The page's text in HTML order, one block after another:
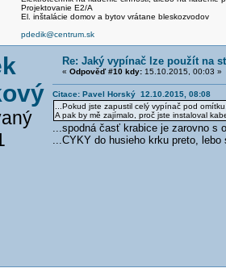
Projektovanie E2/A
El. inštalácie domov a bytov vrátane bleskozvodov
pdedik@centrum.sk
Re: Jaký vypínač lze použít na
« Odpověď #10 kdy:15.10.2015, 00:03 »
Citace: Pavel Horský 12.10.2015, 08:08
...Pokud jste zapustil celý vypínač pod
A pak by mě zajímalo, proč jste instaloval
...spodná časť krabice je zarovno s
...CYKY do husieho krku preto,